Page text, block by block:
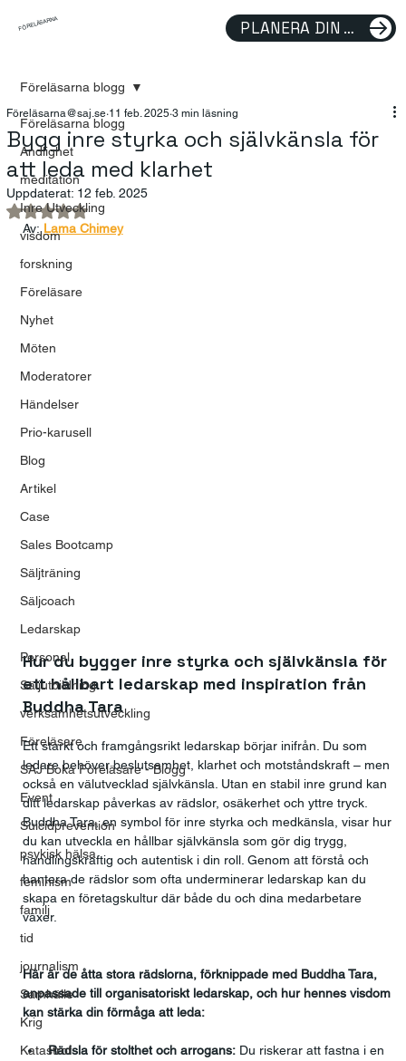
FÖRELÄSARNA PLANERA DIN FÖRELÄSNING
Föreläsarna blogg
Andlighet
meditation
Inre Utveckling
visdom
forskning
Föreläsare
Nyhet
Möten
Moderatorer
Händelser
Prio-karusell
Blog
Artikel
Case
Sales Bootcamp
Säljträning
Säljcoach
Ledarskap
Personal
Säljutbildning
verksamhetsutveckling
Föreläsare
SAJ Boka Föreläsare - Blogg
Event
Suicidprevention
psykisk hälsa
feminism
familj
tid
journalism
Samhälle
Krig
Katastrof
Föreläsarna blogg
Bygg inre styrka och självkänsla för
att leda med klarhet
Föreläsarna@saj.se 11 feb. 2025 3 min läsning
Uppdaterat: 12 feb. 2025
Betygsatt till NaN av 5 stjärnor.
Av: Lama Chimey
Hur du bygger inre styrka och självkänsla för
ett hållbart ledarskap med inspiration från
Buddha Tara
Ett starkt och framgångsrikt ledarskap börjar inifrån. Du som
ledare behöver beslutsamhet, klarhet och motståndskraft – men
också en välutvecklad självkänsla. Utan en stabil inre grund kan
ditt ledarskap påverkas av rädslor, osäkerhet och yttre tryck.
Buddha Tara, en symbol för inre styrka och medkänsla, visar hur
du kan utveckla en hållbar självkänsla som gör dig trygg,
handlingskraftig och autentisk i din roll. Genom att förstå och
hantera de rädslor som ofta underminerar ledarskap kan du
skapa en företagskultur där både du och dina medarbetare
växer.
Här är de åtta stora rädslorna, förknippade med Buddha Tara,
anpassade till organisatoriskt ledarskap, och hur hennes visdom
kan stärka din förmåga att leda:
Rädsla för stolthet och arrogans: Du riskerar att fastna i en